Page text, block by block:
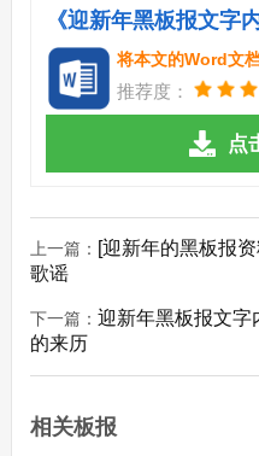
将本文的Word文
推荐度：
点
上一篇：
[迎新年的黑板报
歌谣
下一篇： 迎新年黑板报文字
的来历
相关板报